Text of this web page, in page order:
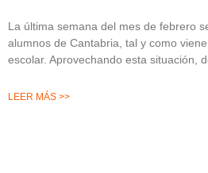
La última semana del mes de febrero
alumnos de Cantabria, tal y como
escolar. Aprovechando esta situación,
LEER MÁS >>